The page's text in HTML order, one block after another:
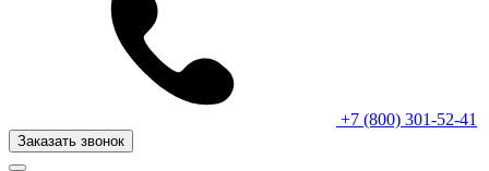
+7 (800) 301-52-41
Заказать звонок